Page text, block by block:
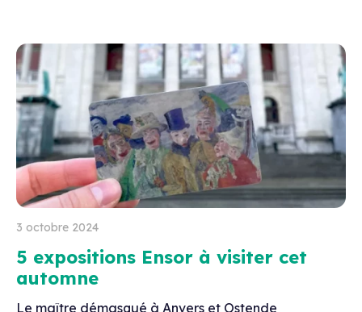
3 octobre 2024
5 expositions Ensor à visiter cet
automne
Le maître démasqué à Anvers et Ostende